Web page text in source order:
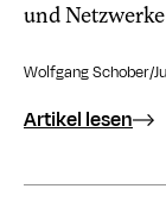
und
Wolfgang Schober/
Artikel lesen